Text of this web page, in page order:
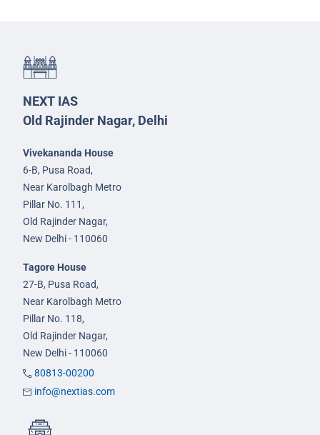
NEXT IAS
Old Rajinder Nagar, Delhi
Vivekananda House
6-B, Pusa Road,
Near Karolbagh Metro
Pillar No. 111,
Old Rajinder Nagar,
New Delhi - 110060
Tagore House
27-B, Pusa Road,
Near Karolbagh Metro
Pillar No. 118,
Old Rajinder Nagar,
New Delhi - 110060
80813-00200
info@nextias.com